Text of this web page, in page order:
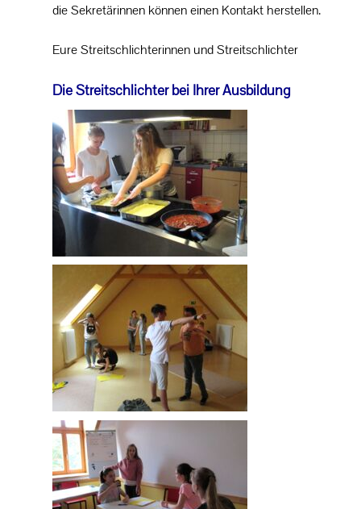
die Sekretärinnen können einen Kontakt herstellen.
Eure Streitschlichterinnen und Streitschlichter
Die Streitschlichter bei Ihrer Ausbildung
PROJEKTE
SERVICE